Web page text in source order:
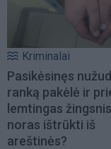
Kriminalai
Pasikėsinęs
ranką pakėlė ir
lemtingas
noras ištrūkti iš
areštinės?